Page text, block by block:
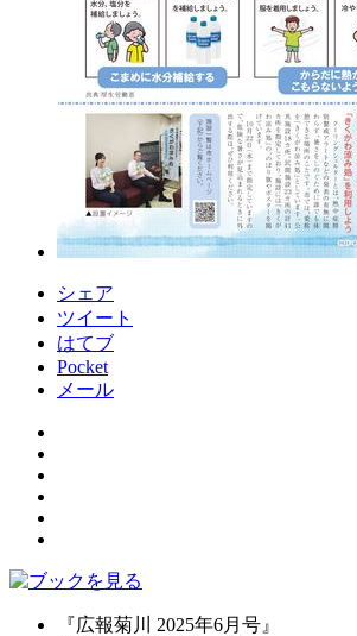
シェア
ツイート
はてブ
Pocket
メール
『広報菊川 2025年6月号』